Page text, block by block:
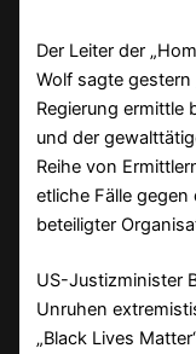
Der Leiter der
Wolf sagte gestern
Regierung ermittle
und der
Reihe von
etliche Fälle
beteiligter
US-Justizminister
Unruhen
„Black Lives